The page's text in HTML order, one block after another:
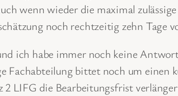
wenn wieder die maximal
noch rechtzeitig zehn Tage
ich habe immer noch keine
Fachabteilung bittet noch um
LIFG die Bearbeitungsfrist